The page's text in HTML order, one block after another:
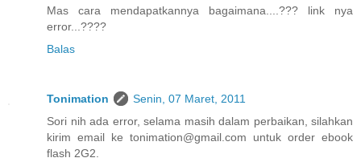
Mas cara mendapatkannya bagaimana....??? link nya
error...????
Balas
Tonimation
Senin, 07 Maret, 2011
Sori nih ada error, selama masih dalam perbaikan, silahkan
kirim email ke tonimation@gmail.com untuk order ebook
flash 2G2.